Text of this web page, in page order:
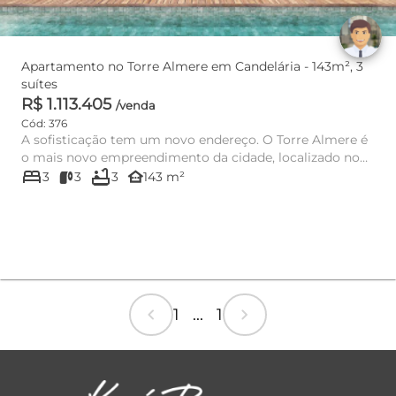
Apartamento no Torre Almere em Candelária - 143m², 3
suítes
R$ 1.113.405 /venda
Cód: 376
A sofisticação tem um novo endereço. O Torre Almere é
o mais novo empreendimento da cidade, localizado no
ponto mais al...
bed3 3 bathtub3 other_houses143 m²
chevron_left 1 ... 1 chevron_right